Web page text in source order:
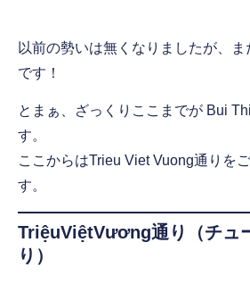
以前の勢いは無くなりましたが、ま
です！
とまぁ、ざっくりここまでが Bui
す。
ここからはTrieu Viet Vuong通りを
す。
TriệuViệtVương通り（チュ
り）